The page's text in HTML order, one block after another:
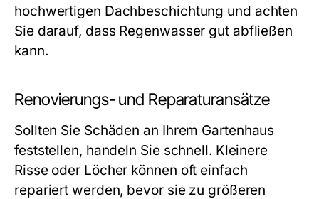
hochwertigen Dachbeschichtung und achten
Sie darauf, dass Regenwasser gut abfließen
kann.
Renovierungs- und Reparaturansätze
Sollten Sie Schäden an Ihrem Gartenhaus
feststellen, handeln Sie schnell. Kleinere
Risse oder Löcher können oft einfach
repariert werden, bevor sie zu größeren